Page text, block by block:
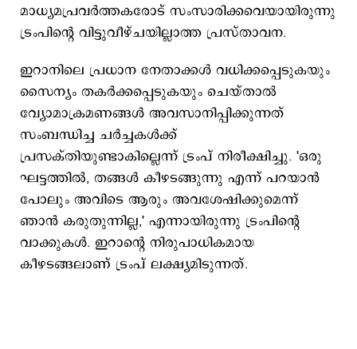
മാധ്യമപ്രവർത്തകരോട് സംസാരിക്കവെയായിരുന്നു
ട്രംപിന്റെ വിട്ടുവീഴ്ചയില്ലാത്ത പ്രസ്താവന.
ഇറാനിലെ പ്രധാന നേതാക്കള്‍ വധിക്കപ്പെടുകയും
സൈന്യം തകർക്കപ്പെടുകയും ചെയ്താൽ
വ്യോമാക്രമണങ്ങൾ അവസാനിപ്പിക്കുന്നത്
സംബന്ധിച്ച ചർച്ചകൾക്ക്
പ്രസക്തിയുണ്ടാകില്ലെന്ന് ട്രംപ് നിരീക്ഷിച്ചു. 'ഒരു
ഘട്ടത്തിൽ, തങ്ങൾ കീഴടങ്ങുന്നു എന്ന് പറയാൻ
പോലും അവിടെ ആരും അവശേഷിക്കുമെന്ന്
ഞാൻ കരുതുന്നില്ല,' എന്നായിരുന്നു ട്രംപിന്റെ
വാക്കുകൾ. ഇറാന്റെ നിരുപാധികമായ
കീഴടങ്ങലാണ് ട്രംപ് ലക്ഷ്യമിടുന്നത്.